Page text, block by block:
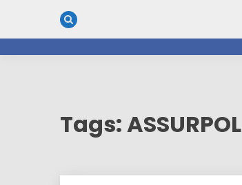
content
Tags: ASSURPOL